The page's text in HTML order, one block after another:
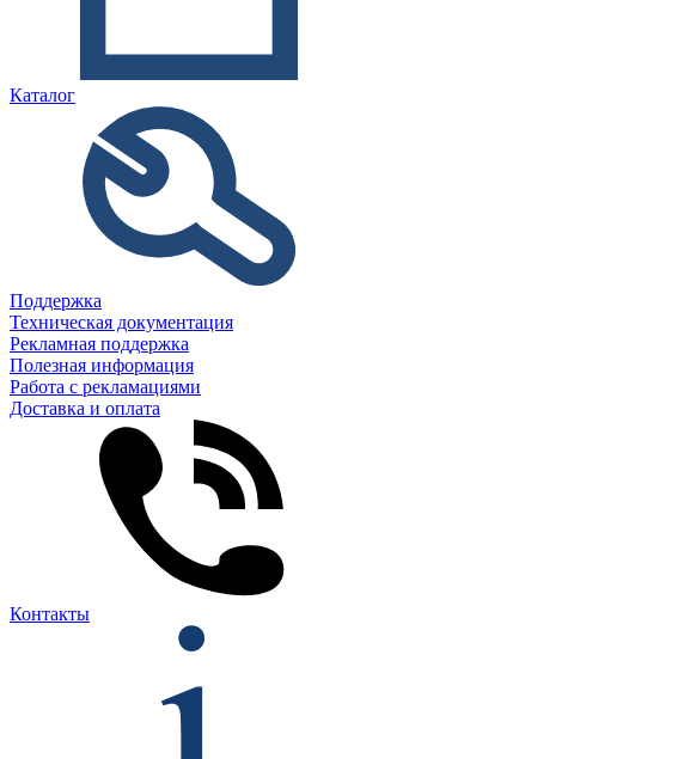
Каталог
Поддержка
Техническая документация
Рекламная поддержка
Полезная информация
Работа с рекламациями
Доставка и оплата
Контакты